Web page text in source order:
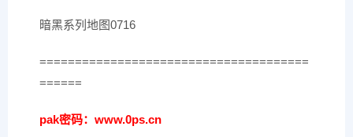
暗黑系列地图0716
======================================
======
pak密码：www.0ps.cn